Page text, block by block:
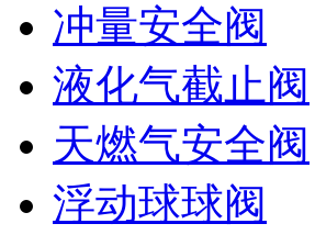
冲量安全阀
液化气截止阀
天燃气安全阀
浮动球球阀